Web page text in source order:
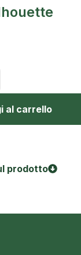
al carrello
prodotto